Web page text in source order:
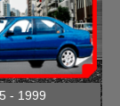
- 1999